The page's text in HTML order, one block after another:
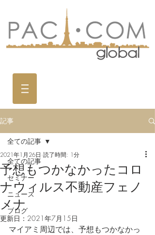
記事
全ての記事
セミナー
ニュース
ブログ
全ての記事
予想もつかなかったコロ
ナウィルス不動産フェノ
メナ
2021年1月26日 読了時間: 1分
更新日： 2021年7月15日
マイアミ周辺では、予想もつかなかっ